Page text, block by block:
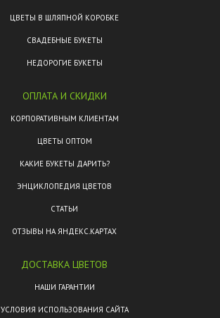
ЦВЕТЫ В ШЛЯПНОЙ КОРОБКЕ
СВАДЕБНЫЕ БУКЕТЫ
НЕДОРОГИЕ БУКЕТЫ
ОПЛАТА И СКИДКИ
КОРПОРАТИВНЫМ КЛИЕНТАМ
ЦВЕТЫ ОПТОМ
КАКИЕ БУКЕТЫ ДАРИТЬ?
ЭНЦИКЛОПЕДИЯ ЦВЕТОВ
СТАТЬИ
ОТЗЫВЫ НА ЯНДЕКС.КАРТАХ
ДОСТАВКА ЦВЕТОВ
НАШИ ГАРАНТИИ
УСЛОВИЯ ИСПОЛЬЗОВАНИЯ САЙТА